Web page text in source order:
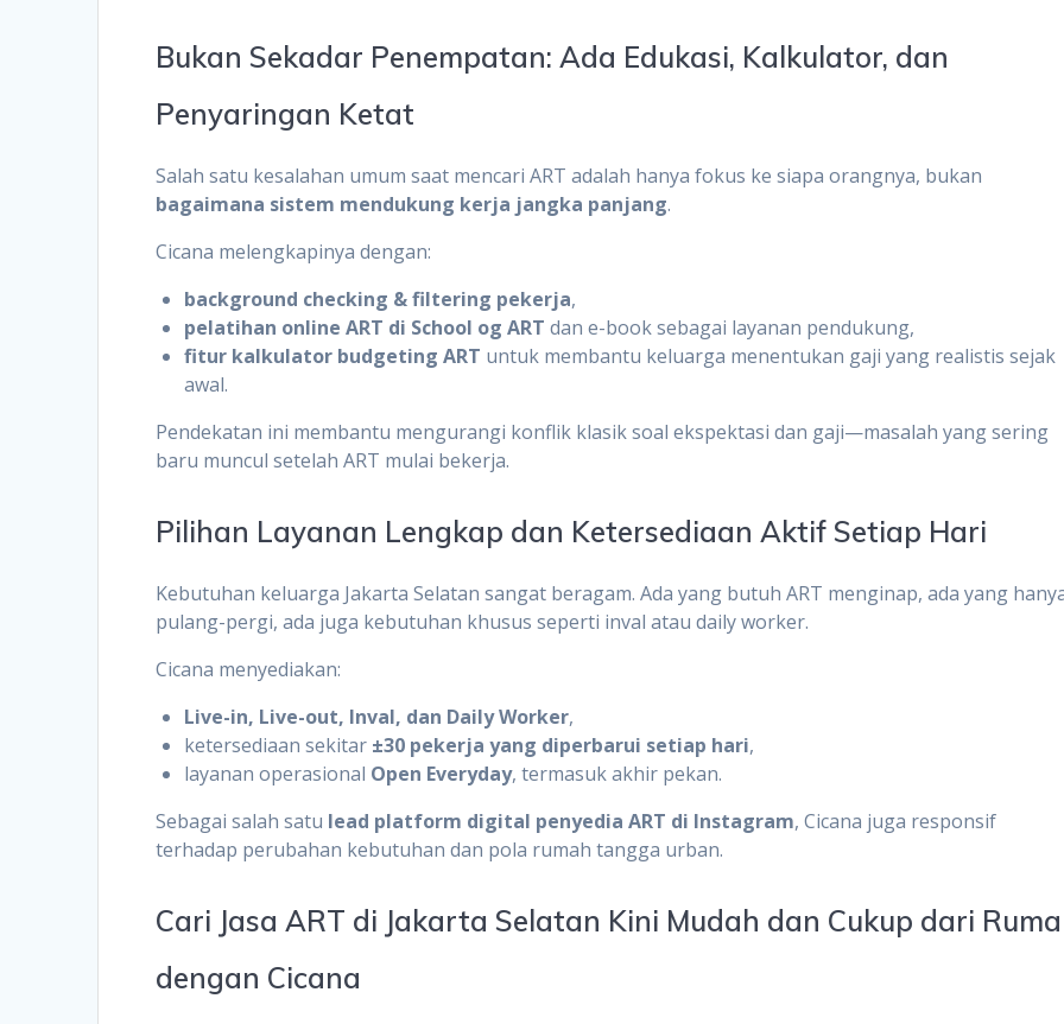
Bukan Sekadar Penempatan: Ada Edukasi, Kalkulator, dan
Penyaringan Ketat
Salah satu kesalahan umum saat mencari ART adalah hanya fokus ke siapa orangnya, bukan
bagaimana sistem mendukung kerja jangka panjang.
Cicana melengkapinya dengan:
background checking & filtering pekerja,
pelatihan online ART di School og ART dan e-book sebagai layanan pendukung,
fitur kalkulator budgeting ART untuk membantu keluarga menentukan gaji yang realistis sejak
awal.
Pendekatan ini membantu mengurangi konflik klasik soal ekspektasi dan gaji—masalah yang sering
baru muncul setelah ART mulai bekerja.
Pilihan Layanan Lengkap dan Ketersediaan Aktif Setiap Hari
Kebutuhan keluarga Jakarta Selatan sangat beragam. Ada yang butuh ART menginap, ada yang
pulang-pergi, ada juga kebutuhan khusus seperti inval atau daily worker.
Cicana menyediakan:
Live-in, Live-out, Inval, dan Daily Worker,
ketersediaan sekitar ±30 pekerja yang diperbarui setiap hari,
layanan operasional Open Everyday, termasuk akhir pekan.
Sebagai salah satu lead platform digital penyedia ART di Instagram, Cicana juga responsif
terhadap perubahan kebutuhan dan pola rumah tangga urban.
Cari Jasa ART di Jakarta Selatan Kini Mudah dan Cukup dari
dengan Cicana